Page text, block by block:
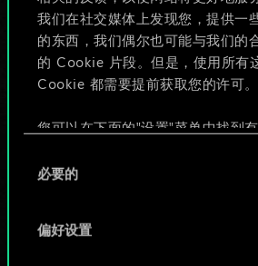
我们在社交媒体上发现您，提供一
的东西，我们偶尔也可能与我们的
的 Cookie 片段。但是，使用所有
Cookie 都需要提前获取您的许可。
您可以在下面的"设置"菜单中找到
好。一旦您了解了其中的内容并准
必要的
偏好设置
些！
给牌组命名并撰写